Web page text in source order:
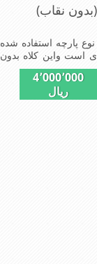
نقاب)
پارچه استفاده شده
است واین کلاه بدون
افرادخاص می پسندند
پوش جنس عالی
فرمی از دیگر
4٬000٬000
ریال